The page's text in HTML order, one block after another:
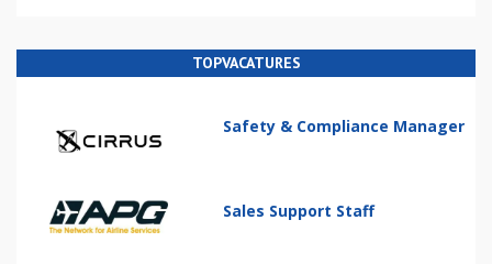
TOPVACATURES
Safety & Compliance Manager
Sales Support Staff